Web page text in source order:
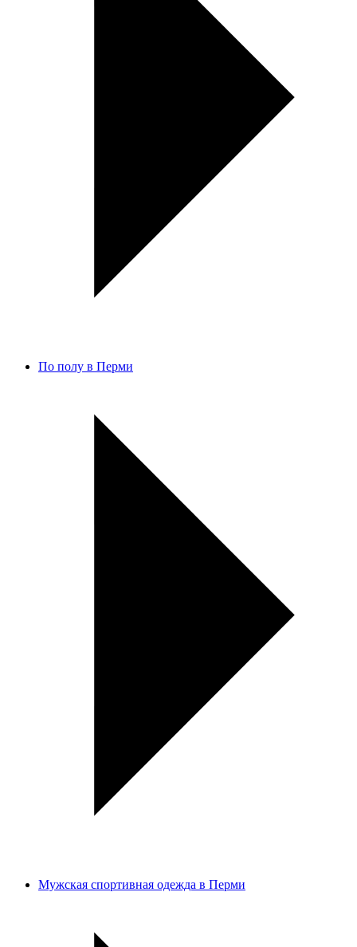
По полу в Перми
Мужская спортивная одежда в Перми